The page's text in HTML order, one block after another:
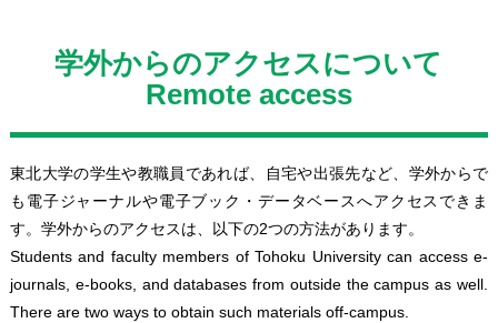
学外からのアクセスについて
Remote access
東北大学の学生や教職員であれば、自宅や出張先など、学外からで
も電子ジャーナルや電子ブック・データベースへアクセスできま
す。学外からのアクセスは、以下の2つの方法があります。
Students and faculty members of Tohoku University can access e-
journals, e-books, and databases from outside the campus as well.
There are two ways to obtain such materials off-campus.